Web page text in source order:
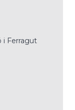
i Ferragut